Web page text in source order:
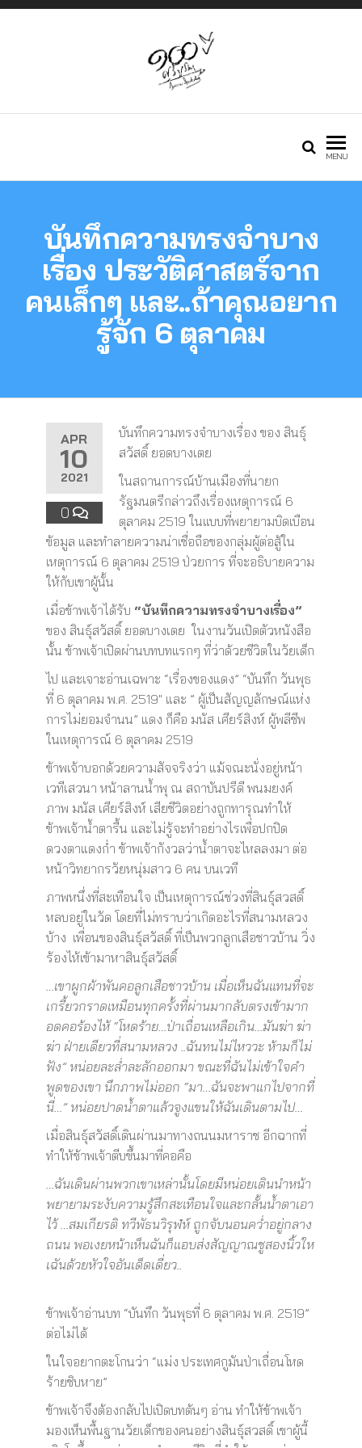
– Free Demos
site
MENU
บันทึกความทรงจำบาง
เรื่อง ประวัติศาสตร์จาก
คนเล็กๆ และ..ถ้าคุณอยาก
รู้จัก 6 ตุลาคม
APR
10
2021
0
บันทึกความทรงจำบางเรื่อง ของ สินธุ์
สวัสดิ์ ยอดบางเตย
ในสถานการณ์บ้านเมืองที่นายก
รัฐมนตรีกล่าวถึงเรื่องเหตุการณ์ 6
ตุลาคม 2519 ในแบบที่พยายามบิดเบือน
ข้อมูล และทำลายความน่าเชื่อถือของกลุ่มผู้ต่อสู้ใน
เหตุการณ์ 6 ตุลาคม 2519 ป่วยการ ที่จะอธิบายความ
ให้กับเขาผู้นั้น
เมื่อข้าพเจ้าได้รับ “บันทึกความทรงจำบางเรื่อง”
ของ สินธุ์สวัสดิ์ ยอดบางเตย ในงานวันเปิดตัวหนังสือ
นั้น ข้าพเจ้าเปิดผ่านบทบทแรกๆ ที่ว่าด้วยชีวิตในวัยเด็ก
ไป และเจาะอ่านเฉพาะ “เรื่องของแดง” “บันทึก วันพุธ
ที่ 6 ตุลาคม พ.ศ. 2519″ และ ” ผู้เป็นสัญญลักษณ์แห่ง
การไม่ยอมจำนน” แดง ก็คือ มนัส เศียร์สิงห์ ผู้พลีชีพ
ในเหตุการณ์ 6 ตุลาคม 2519
ข้าพเจ้าบอกด้วยความสัจจริงว่า แม้จณะนั่งอยู่หน้า
เวทีเสวนา หน้าลานน้ำพุ ณ สถาบันปรีดี พนมยงค์
ภาพ มนัส เศียร์สิงห์ เสียชีวิตอย่างถูกทารุณทำให้
ข้าพเจ้าน้ำตารื้น และไม่รู้จะทำอย่างไรเพื่อปกปิด
ดวงตาแดงก่ำ ข้าพเจ้ากังวลว่าน้ำตาจะไหลลงมา ต่อ
หน้าวิทยากรวัยหนุ่มสาว 6 คน บนเวที
ภาพหนึ่งที่สะเทือนใจ เป็นเหตุการณ์ช่วงที่สินธุ์สวสดิ์
หลบอยู่ในวัด โดยที่ไม่ทราบว่าเกิดอะไรที่สนามหลวง
บ้าง เพื่อนของสินธุ์สวัสดิ์ ที่เป็นพวกลูกเสือชาวบ้าน วิ่ง
ร้องไห้เข้ามาหาสินธุ์สวัสดิ์
…เขาผูกผ้าพันคอลูกเสือชาวบ้าน เมื่อเห็นฉันแทนที่จะ
เกรี้ยวกราดเหมือนทุกครั้งที่ผ่านมากลับตรงเข้ามาก
อดคอร้องไห้ “โหดร้าย…ป่าเถื่อนเหลือเกิน…มันฆ่า ฆ่า
ฆ่า ฝ่ายเดียวที่สนามหลวง ..ฉันทนไม่ไหววะ ห้ามก็ไม่
ฟัง” หน่อยละล่ำละลักออกมา ขณะที่ฉันไม่เข้าใจคำ
พูดของเขา นึกภาพไม่ออก “มา…ฉันจะพาแกไปจากที่
นี่…” หน่อยปาดน้ำตาแล้วจูงแขนให้ฉันเดินตามไป…
เมื่อสินธุ์สวัสดิ์เดินผ่านมาทางถนนมหาราช อีกฉากที่
ทำให้ข้าพเจ้าตีบขึ้นมาที่คอคือ
…ฉันเดินผ่านพวกเขาเหล่านั้นโดยมีหน่อยเดินนำหน้า
พยายามระงับความรู้สึกสะเทือนใจและกลั้นน้ำตาเอา
ไว้ …สมเกียรติ ทวีพัธนวิรุฬห์ ถูกจับนอนคว่ำอยู่กลาง
ถนน พอเงยหน้าเห็นฉันก็แอบส่งสัญญาณชูสองนิ้วให
เฉันด้วยหัวใจอันเด็ดเดี่ยว..
ข้าพเจ้าอ่านบท “บันทึก วันพุธที่ 6 ตุลาคม พ.ศ. 2519”
ต่อไม่ได้
ในใจอยากตะโกนว่า “แม่ง ประเทศกูมันป่าเถื่อนโหด
ร้ายชิบหาย”
ข้าพเจ้าจึงต้องกลับไปเปิดบทต้นๆ อ่าน ทำให้ข้าพเจ้า
มองเห็นพื้นฐานวัยเด็กของคนอย่างสินธุ์สวสดิ์ เขาผู้นี้